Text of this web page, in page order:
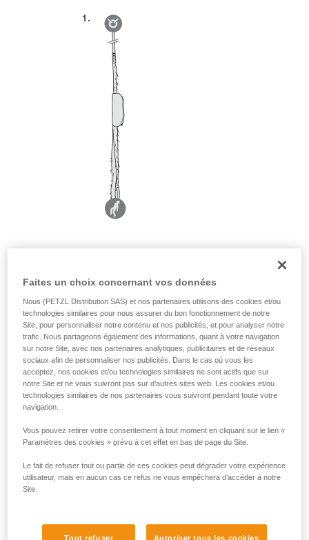
Faites un choix concernant vos données
Nous (PETZL Distribution SAS) et nos partenaires utilisons des cookies et/ou
technologies similaires pour nous assurer du bon fonctionnement de notre
Site, pour personnaliser notre contenu et nos publicités, et pour analyser notre
trafic. Nous partageons également des informations, quant à votre navigation
sur notre Site, avec nos partenaires analytiques, publicitaires et de réseaux
sociaux afin de personnaliser nos publicités. Dans le cas où vous les
acceptez, nos cookies et/ou technologies similaires ne sont actifs que sur
notre Site et ne vous suivront pas sur d’autres sites web. Les cookies et/ou
technologies similaires de nos partenaires vous suivront pendant toute votre
navigation.
Vous pouvez retirer votre consentement à tout moment en cliquant sur le lien «
Paramètres des cookies » prévu à cet effet en bas de page du Site.
Le fait de refuser tout ou partie de ces cookies peut dégrader votre expérience
utilisateur, mais en aucun cas ce refus ne vous empêchera d’accéder à notre
Site.
Tout refuser Autoriser tous les cookies